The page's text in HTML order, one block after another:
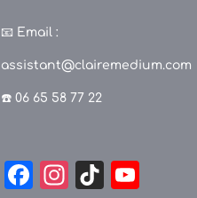
📧 Email :
assistant@clairemedium.com
☎️ 06 65 58 77 22
F
In
Ti